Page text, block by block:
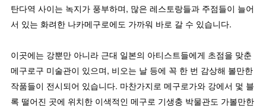
탄다역 사이는 녹지가 풍부하며, 많은 레스토랑들과 주점들이 늘어
서 있는 화려한 나카메구로에도 가까워 바로 갈 수 있습니다.
이곳에는 강뿐만 아니라 근대 일본의 아티스트들에게 초점을 맞춘
메구로구 미술관이 있으며, 비오는 날 등에 꼭 한 번 감상해 볼만한
작품들이 전시되어 있습니다. 마찬가지로 메구로가와 강에서 멏 블
록 떨어진 곳에 위치한 이색적인 메구로 기생충 박물관도 가볼만한